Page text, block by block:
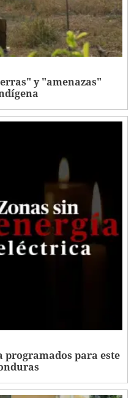
y "amenazas"
programados para este